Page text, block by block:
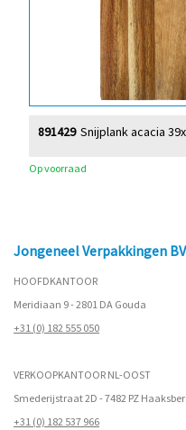
Snijplank acacia
891429
Op voorraad
Jongeneel Verpakkingen BV
HOOFDKANTOOR
Meridiaan 9 - 2801 DA Gouda
+31 (0) 182 555 050
VERKOOPKANTOOR NL-OOST
Smederijstraat 2D - 7482 PZ
+31 (0) 182 537 966